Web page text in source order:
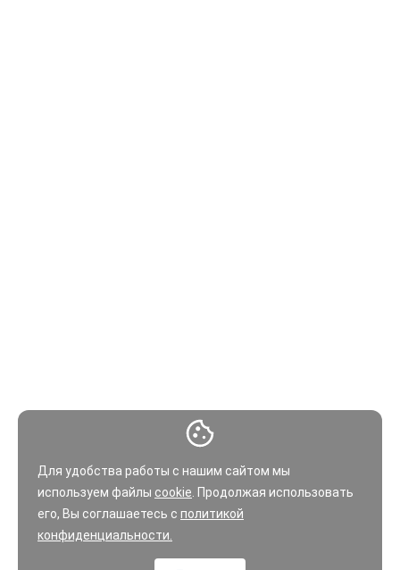
Для удобства работы с нашим сайтом мы
используем файлы cookie . Продолжая использовать
его, Вы соглашаетесь с политикой
конфиденциальности.